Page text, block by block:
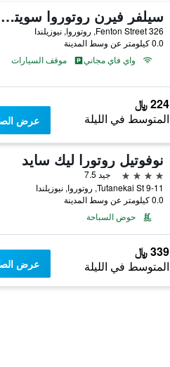
سيلفر فيرن روتوروا سويتس آند سبا
326 Fenton Street, روتوروا, نيوزيلندا
0.0 كيلومتر عن وسط المدينة
واي فاي مجاني
موقف السيارات
224 ﷼
المتوسط في الليلة عرض
نوفوتيل روتورا ليك سايد
4 نجوم
جيد 7.5
9-11 Tutanekai St, روتوروا, نيوزيلندا
0.0 كيلومتر عن وسط المدينة
حوض السباحة
339 ﷼
المتوسط في الليلة عرض